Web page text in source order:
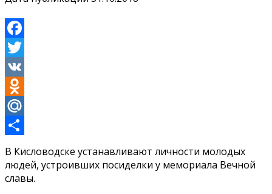
Facebook
Twitter
VK
Odnoklassniki
Mail.Ru
Отправить
В Кисловодске устанавливают личности молодых
людей, устроивших посиделки у мемориала Вечной
славы.